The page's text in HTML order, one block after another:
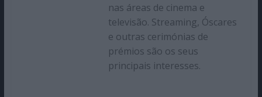
nas áreas de cinema e
televisão. Streaming, Óscares
e outras cerimónias de
prémios são os seus
principais interesses.